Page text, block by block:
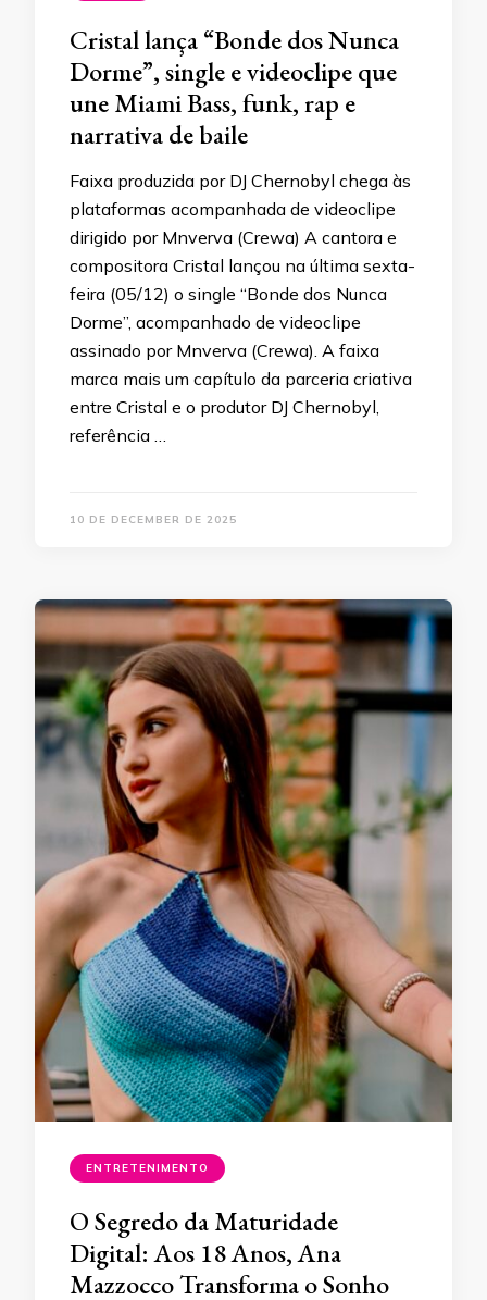
Cristal lança “Bonde dos Nunca
Dorme”, single e videoclipe que
une Miami Bass, funk, rap e
narrativa de baile
Faixa produzida por DJ Chernobyl chega às
plataformas acompanhada de videoclipe
dirigido por Mnverva (Crewa) A cantora e
compositora Cristal lançou na última sexta-
feira (05/12) o single “Bonde dos Nunca
Dorme”, acompanhado de videoclipe
assinado por Mnverva (Crewa). A faixa
marca mais um capítulo da parceria criativa
entre Cristal e o produtor DJ Chernobyl,
referência …
10 DE DECEMBER DE 2025
ENTRETENIMENTO
O Segredo da Maturidade
Digital: Aos 18 Anos, Ana
Mazzocco Transforma o Sonho